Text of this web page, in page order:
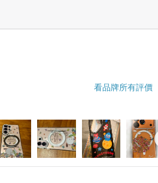
看品牌所有評價